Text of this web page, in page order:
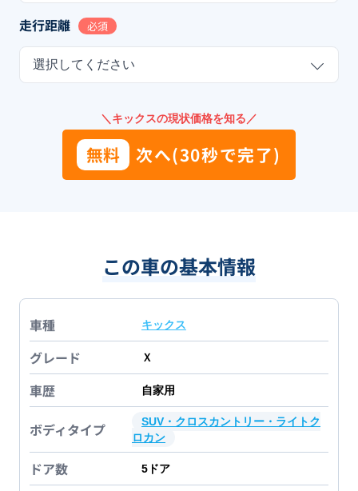
走行距離 必須
選択してください
＼キックスの現状価格を知る／
無料 次へ(30秒で完了)
この車の基本情報
車種 キックス
グレード Ｘ
車歴 自家用
ボディタイプ
SUV・クロスカントリー・ライトク
ロカン
ドア数 5 ドア